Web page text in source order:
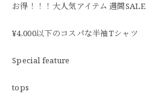
お得！！！大人気アイテム 週間SALE
¥4,000以下のコスパな半袖Tシャツ
Special feature
tops